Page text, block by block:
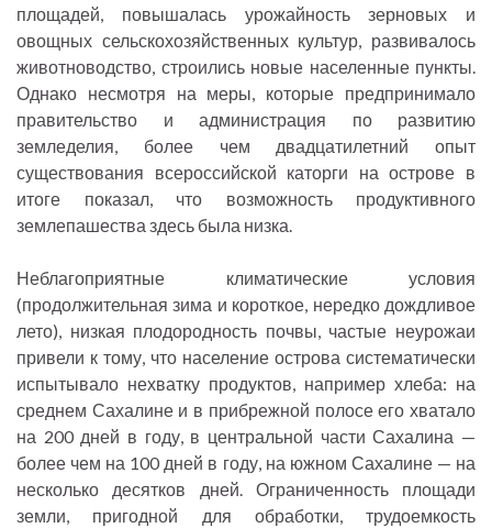
площадей, повышалась урожайность зерновых и
овощных сельскохозяйственных культур, развивалось
животноводство, строились новые населенные пункты.
Однако несмотря на меры, которые предпринимало
правительство и администрация по развитию
земледелия, более чем двадцатилетний опыт
существования всероссийской каторги на острове в
итоге показал, что возможность продуктивного
землепашества здесь была низка.
Неблагоприятные климатические условия
(продолжительная зима и короткое, нередко дождливое
лето), низкая плодородность почвы, частые неурожаи
привели к тому, что население острова систематически
испытывало нехватку продуктов, например хлеба: на
среднем Сахалине и в прибрежной полосе его хватало
на 200 дней в году, в центральной части Сахалина —
более чем на 100 дней в году, на южном Сахалине — на
несколько десятков дней. Ограниченность площади
земли, пригодной для обработки, трудоемкость